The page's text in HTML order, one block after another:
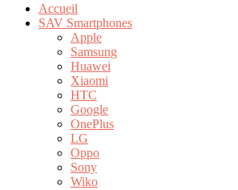
Accueil
SAV Smartphones
Apple
Samsung
Huawei
Xiaomi
HTC
Google
OnePlus
LG
Oppo
Sony
Wiko